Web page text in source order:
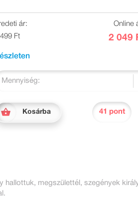
ár:
Ft
Online
2 049
Mennyiség:
Kosárba 41 pont
megszülettél, szegények